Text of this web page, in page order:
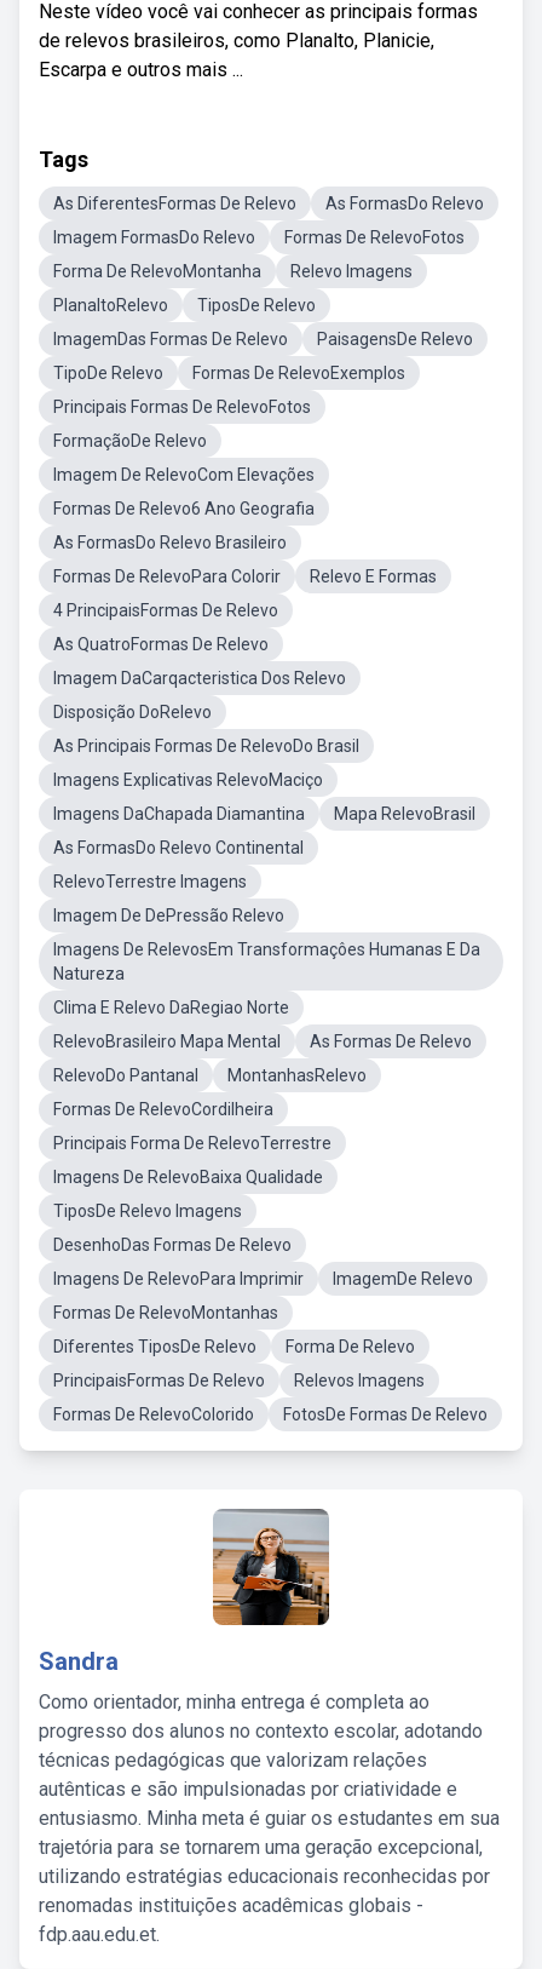
Neste vídeo você vai conhecer as principais formas
de relevos brasileiros, como Planalto, Planicie,
Escarpa e outros mais ...
Tags
As DiferentesFormas De Relevo
As FormasDo Relevo
Imagem FormasDo Relevo
Formas De RelevoFotos
Forma De RelevoMontanha
Relevo Imagens
PlanaltoRelevo
TiposDe Relevo
ImagemDas Formas De Relevo
PaisagensDe Relevo
TipoDe Relevo
Formas De RelevoExemplos
Principais Formas De RelevoFotos
FormaçãoDe Relevo
Imagem De RelevoCom Elevações
Formas De Relevo6 Ano Geografia
As FormasDo Relevo Brasileiro
Formas De RelevoPara Colorir
Relevo E Formas
4 PrincipaisFormas De Relevo
As QuatroFormas De Relevo
Imagem DaCarqacteristica Dos Relevo
Disposição DoRelevo
As Principais Formas De RelevoDo Brasil
Imagens Explicativas RelevoMaciço
Imagens DaChapada Diamantina
Mapa RelevoBrasil
As FormasDo Relevo Continental
RelevoTerrestre Imagens
Imagem De DePressão Relevo
Imagens De RelevosEm Transformaçôes Humanas E Da
Natureza
Clima E Relevo DaRegiao Norte
RelevoBrasileiro Mapa Mental
As Formas De Relevo
RelevoDo Pantanal
MontanhasRelevo
Formas De RelevoCordilheira
Principais Forma De RelevoTerrestre
Imagens De RelevoBaixa Qualidade
TiposDe Relevo Imagens
DesenhoDas Formas De Relevo
Imagens De RelevoPara Imprimir
ImagemDe Relevo
Formas De RelevoMontanhas
Diferentes TiposDe Relevo
Forma De Relevo
PrincipaisFormas De Relevo
Relevos Imagens
Formas De RelevoColorido
FotosDe Formas De Relevo
Sandra
Como orientador, minha entrega é completa ao
progresso dos alunos no contexto escolar, adotando
técnicas pedagógicas que valorizam relações
autênticas e são impulsionadas por criatividade e
entusiasmo. Minha meta é guiar os estudantes em sua
trajetória para se tornarem uma geração excepcional,
utilizando estratégias educacionais reconhecidas por
renomadas instituições acadêmicas globais -
fdp.aau.edu.et.